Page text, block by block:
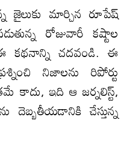
జైలుకు మార్చిన రూపేష్
రోజువారీ కష్టాల
కథనాన్ని చదవండి. ఈ
నిజాలను రిపోర్టు
కాదు, ఇది ఆ జర్నలిస్ట్,
చేస్తున్న